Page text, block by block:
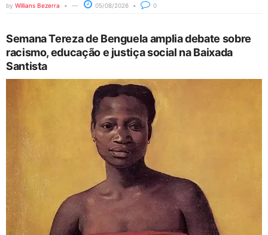
by Willians Bezerra 05/08/2026 0
Semana Tereza de Benguela amplia debate sobre
racismo, educação e justiça social na Baixada
Santista